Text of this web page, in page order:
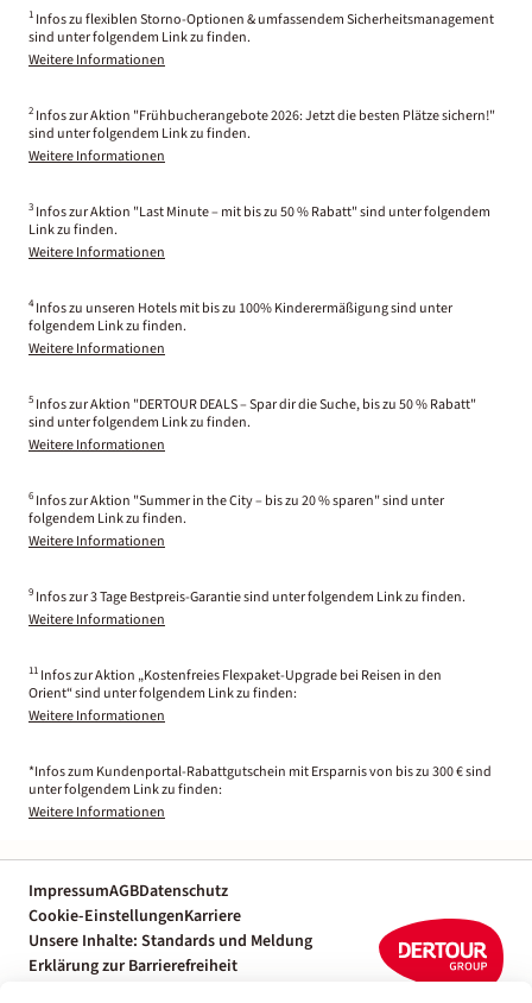
1 Infos zu flexiblen Storno-Optionen & umfassendem Sicherheitsmanagement
sind unter folgendem Link zu finden.
Weitere Informationen
2 Infos zur Aktion "Frühbucherangebote 2026: Jetzt die besten Plätze sichern!"
sind unter folgendem Link zu finden.
Weitere Informationen
3 Infos zur Aktion "Last Minute – mit bis zu 50 % Rabatt" sind unter folgendem
Link zu finden.
Weitere Informationen
4 Infos zu unseren Hotels mit bis zu 100% Kinderermäßigung sind unter
folgendem Link zu finden.
Weitere Informationen
5 Infos zur Aktion "DERTOUR DEALS – Spar dir die Suche, bis zu 50 % Rabatt"
sind unter folgendem Link zu finden.
Weitere Informationen
6 Infos zur Aktion "Summer in the City – bis zu 20 % sparen" sind unter
folgendem Link zu finden.
Weitere Informationen
9 Infos zur 3 Tage Bestpreis-Garantie sind unter folgendem Link zu finden.
Weitere Informationen
11 Infos zur Aktion „Kostenfreies Flexpaket-Upgrade bei Reisen in den
Orient“ sind unter folgendem Link zu finden:
Weitere Informationen
*Infos zum Kundenportal-Rabattgutschein mit Ersparnis von bis zu 300 € sind
unter folgendem Link zu finden:
Weitere Informationen
ImpressumAGBDatenschutz
Cookie-EinstellungenKarriere
Unsere Inhalte: Standards und Meldung
Erklärung zur Barrierefreiheit